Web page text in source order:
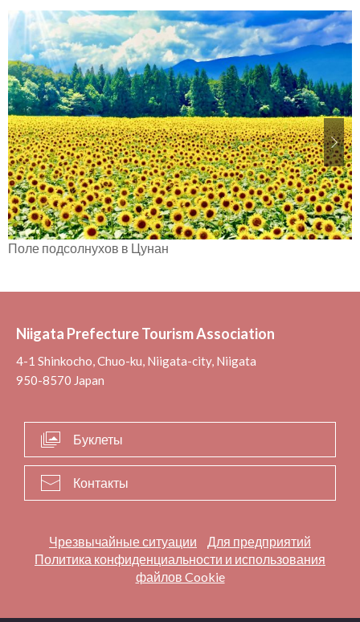
Поле подсолнухов в Цунан
Niigata Prefecture Tourism Association
4-1 Shinkocho, Chuo-ku, Niigata-city, Niigata
950-8570 Japan
Буклеты
Контакты
Чрезвычайные ситуации
Для предприятий
Политика конфиденциальности и использования
файлов Cookie